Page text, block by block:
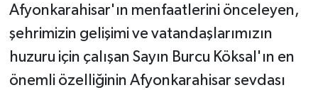
Afyonkarahisar'ın menfaatlerini önceleyen,
şehrimizin gelişimi ve vatandaşlarımızın
huzuru için çalışan Sayın Burcu Köksal'ın en
önemli özelliğinin Afyonkarahisar sevdası